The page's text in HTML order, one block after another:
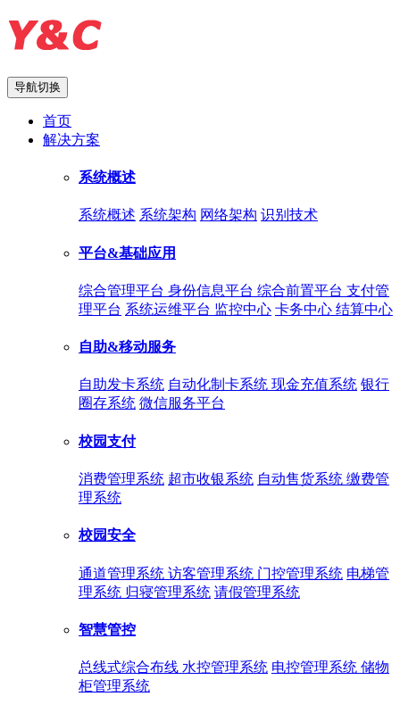
导航切换
首页
解决方案
系统概述
系统概述 系统架构 网络架构 识别技术
平台&基础应用
综合管理平台 身份信息平台 综合前置平台 支付管
理平台 系统运维平台 监控中心 卡务中心 结算中心
自助&移动服务
自助发卡系统 自动化制卡系统 现金充值系统 银行
圈存系统 微信服务平台
校园支付
消费管理系统 超市收银系统 自动售货系统 缴费管
理系统
校园安全
通道管理系统 访客管理系统 门控管理系统 电梯管
理系统 归寝管理系统 请假管理系统
智慧管控
总线式综合布线 水控管理系统 电控管理系统 储物
柜管理系统